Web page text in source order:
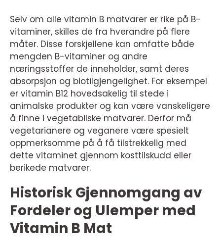
Selv om alle vitamin B matvarer er rike på B-
vitaminer, skilles de fra hverandre på flere
måter. Disse forskjellene kan omfatte både
mengden B-vitaminer og andre
næringsstoffer de inneholder, samt deres
absorpsjon og biotilgjengelighet. For eksempel
er vitamin B12 hovedsakelig til stede i
animalske produkter og kan være vanskeligere
å finne i vegetabilske matvarer. Derfor må
vegetarianere og veganere være spesielt
oppmerksomme på å få tilstrekkelig med
dette vitaminet gjennom kosttilskudd eller
berikede matvarer.
Historisk Gjennomgang av
Fordeler og Ulemper med
Vitamin B Mat